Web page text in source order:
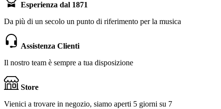
Esperienza dal 1871
Da più di un secolo un punto di riferimento per la musica
Assistenza Clienti
Il nostro team è sempre a tua disposizione
Store
Vienici a trovare in negozio, siamo aperti 5 giorni su 7